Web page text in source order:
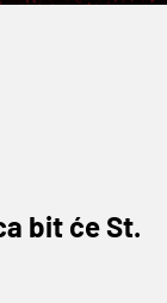
bit će St.